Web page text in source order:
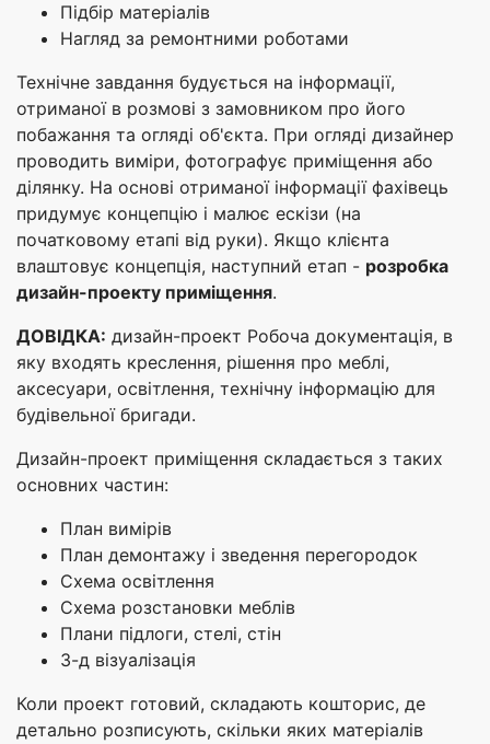
Підбір матеріалів
Нагляд за ремонтними роботами
Технічне завдання будується на інформації,
отриманої в розмові з замовником про його
побажання та огляді об'єкта. При огляді дизайнер
проводить виміри, фотографує приміщення або
ділянку. На основі отриманої інформації фахівець
придумує концепцію і малює ескізи (на
початковому етапі від руки). Якщо клієнта
влаштовує концепція, наступний етап - розробка
дизайн-проекту приміщення.
ДОВІДКА: дизайн-проект Робоча документація, в
яку входять креслення, рішення про меблі,
аксесуари, освітлення, технічну інформацію для
будівельної бригади.
Дизайн-проект приміщення складається з таких
основних частин:
План вимірів
План демонтажу і зведення перегородок
Схема освітлення
Схема розстановки меблів
Плани підлоги, стелі, стін
3-д візуалізація
Коли проект готовий, складають кошторис, де
детально розписують, скільки яких матеріалів